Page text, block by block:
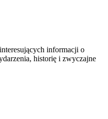
informacji o
historię i zwyczajne